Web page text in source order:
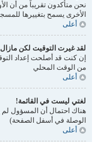
نحن متأكدون تقريباً من أن
الأخرى يسمح بتغييرها
أعلى
لقد غيرت التوقيت لكن
إن كنت قد أصلحت إعداد
من الوقت المحلي
أعلى
لغتي ليست في القائمة!
الوصلة في أسفل الصفحة)
أعلى